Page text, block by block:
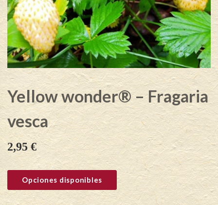
Yellow wonder® – Fragaria
vesca
2,95 €
Opciones disponibles